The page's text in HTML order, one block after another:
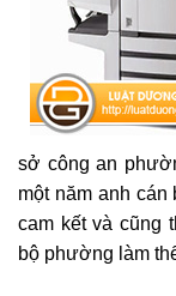
sở công an
một năm anh
cam kết và cũng
bộ phường làm